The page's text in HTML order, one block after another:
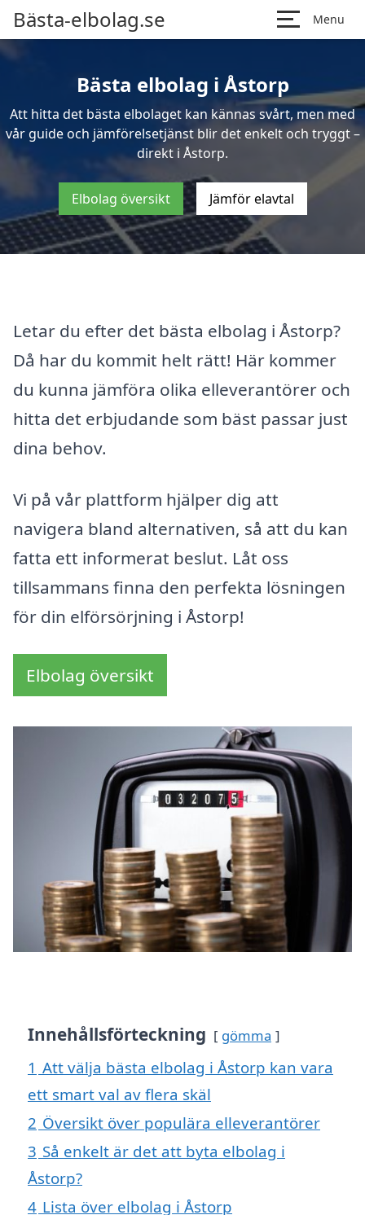
Bästa-elbolag.se Menu
Bästa elbolag i Åstorp
Att hitta det bästa elbolaget kan kännas svårt, men med
vår guide och jämförelsetjänst blir det enkelt och tryggt –
direkt i Åstorp.
Elbolag översikt Jämför elavtal
Letar du efter det bästa elbolag i Åstorp?
Då har du kommit helt rätt! Här kommer
du kunna jämföra olika elleverantörer och
hitta det erbjudande som bäst passar just
dina behov.
Vi på vår plattform hjälper dig att
navigera bland alternativen, så att du kan
fatta ett informerat beslut. Låt oss
tillsammans finna den perfekta lösningen
för din elförsörjning i Åstorp!
Elbolag översikt
Innehållsförteckning gömma
1 Att välja bästa elbolag i Åstorp kan vara
ett smart val av flera skäl
2 Översikt över populära elleverantörer
3 Så enkelt är det att byta elbolag i
Åstorp?
4 Lista över elbolag i Åstorp